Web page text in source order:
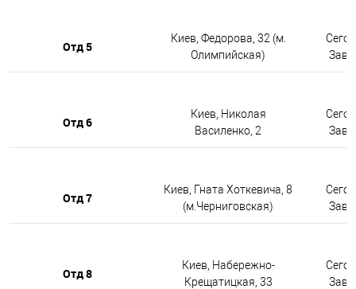
Отд 5
Киев, Федорова, 32 (м.
Олимпийская)
Отд 6
Киев, Николая
Василенко, 2
Отд 7
Киев, Гната Хоткевича, 8
(м.Черниговская)
Отд 8
Киев, Набережно-
Крещатицкая, 33